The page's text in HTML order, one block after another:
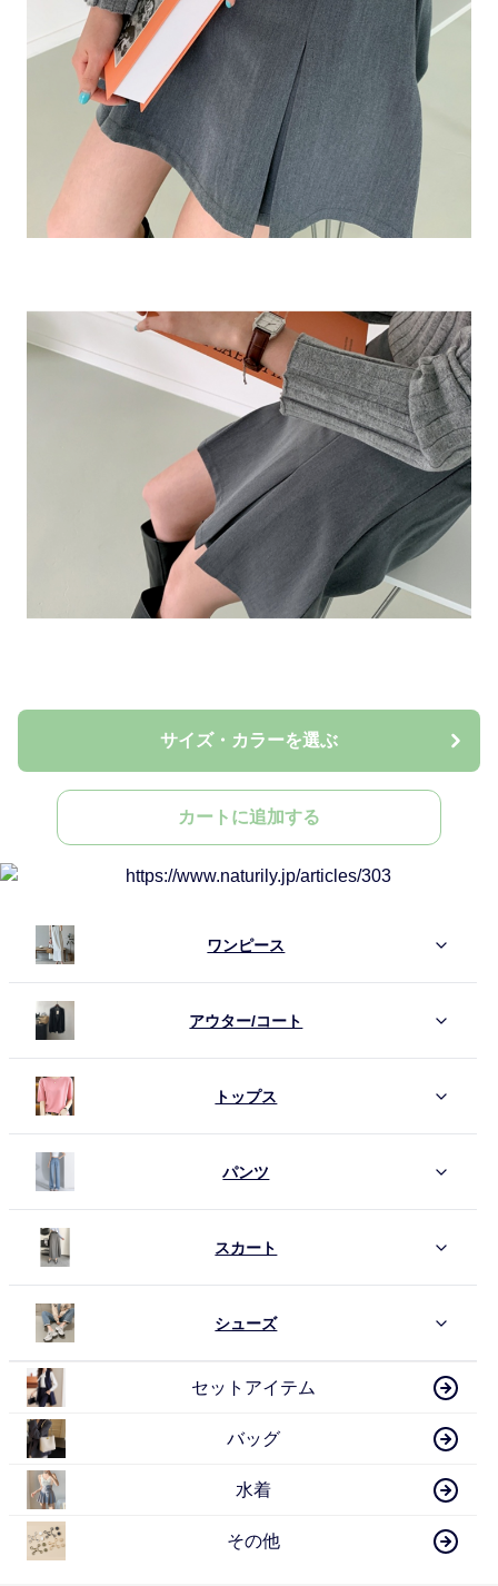
サイズ・カラーを選ぶ
カートに追加する
ワンピース
アウター/コート
トップス
パンツ
スカート
シューズ
セットアイテム
バッグ
水着
その他